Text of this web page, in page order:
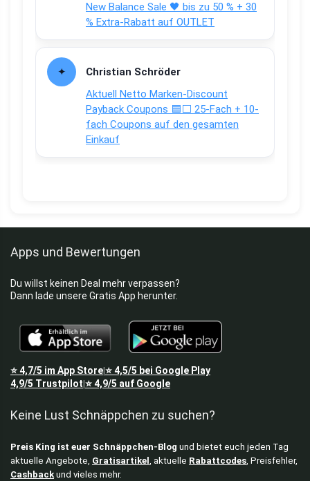
New Balance Sale 🖤 bis zu 50 % + 30
% Extra-Rabatt auf OUTLET
Christian Schröder
Aktuell Netto Marken-Discount
Payback Coupons 🟦⬜ 25-Fach + 10-
fach Coupons auf den gesamten
Einkauf
Apps und Bewertungen
Du willst keinen Deal mehr verpassen?
Dann lade unsere Gratis App herunter.
⭐4,7/5 im App Store⭐4,5/5 bei Google Play
4,9/5 Trustpilot ⭐4,9/5 auf Google
Keine Lust Schnäppchen zu suchen?
Preis King ist euer Schnäppchen-Blog und bietet euch jeden Tag
aktuelle Angebote, Gratisartikel , aktuelle Rabattcodes, Preisfehler,
Cashbackund vieles mehr.